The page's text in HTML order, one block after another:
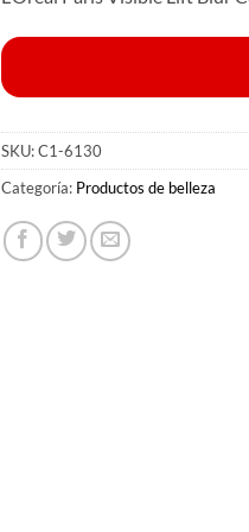
SKU:C1-6130
Categoría: Productos de belleza